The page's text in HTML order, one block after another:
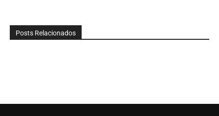
Posts Relacionados